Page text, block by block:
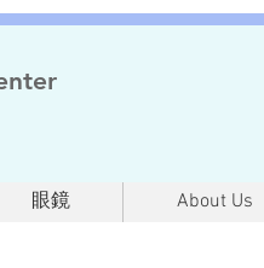
眼鏡 About Us